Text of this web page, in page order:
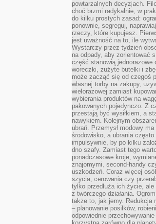
powtarzalnych decyzjach.
choć brzmi radykalnie, w
do kilku prostych zasad:
ponownie, segreguj,
rzeczy, które kupujesz.
jest uważność na to, ile
Wystarczy przez tydzień
na odpady, aby zorientować
część stanowią jednorazowe
woreczki, zużyte butelki i
może zacząć się od czegoś
własnej torby na zakupy,
wielorazowej zamiast
wybierania produktów na
pakowanych pojedynczo. Z
przestają być wysiłkiem, a
nawykiem. Kolejnym
ubrań. Przemysł modowy ma
środowisko, a ubrania często
impulsywnie, by po kilku
dno szafy. Zamiast tego
ponadczasowe kroje,
znajomymi, second-handy
uszkodzeń. Coraz więcej
szycia, cerowania czy
tylko przedłuża ich życie,
z twórczego działania.
także to, jak jemy. Redukcja
– planowanie posiłków,
odpowiednie